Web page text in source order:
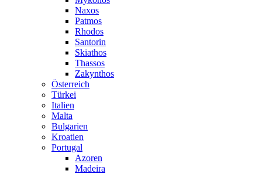
Naxos
Patmos
Rhodos
Santorin
Skiathos
Thassos
Zakynthos
Österreich
Türkei
Italien
Malta
Bulgarien
Kroatien
Portugal
Azoren
Madeira